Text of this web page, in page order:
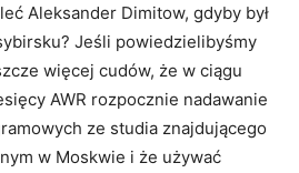
Aleksander Dimitow, gdyby był
Jeśli powiedzielibyśmy
więcej cudów, że w ciągu
AWR rozpocznie nadawanie
ze studia znajdującego
w Moskwie i że używać